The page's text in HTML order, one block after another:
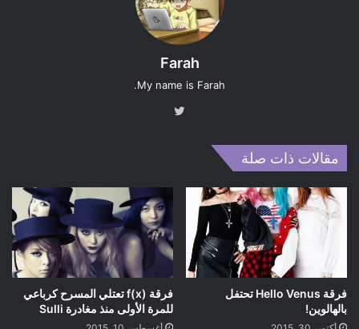
Farah
My name is Farah.
مقالات ذات صلة
فرقة Hello Venus تحتفل
بالهالوين!
فرقة f(x) تعتلي المسرح كرباعي
للمرة الأولى منذ مغادرة Sulli